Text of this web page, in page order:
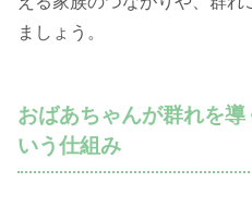
ましょう。
おばあちゃんが群れを
いう仕組み